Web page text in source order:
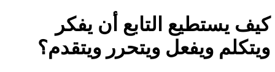
كيف يستطيع التابع أن يفكر
ويتكلم ويفعل ويتحرر ويتقدم؟